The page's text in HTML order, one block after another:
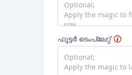
ഫൂട്ടർ ടെംപ്ലേറ്റ്